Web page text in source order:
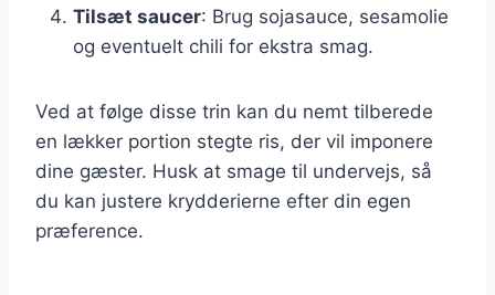
Tilsæt saucer: Brug sojasauce, sesamolie
og eventuelt chili for ekstra smag.
Ved at følge disse trin kan du nemt tilberede
en lækker portion stegte ris, der vil imponere
dine gæster. Husk at smage til undervejs, så
du kan justere krydderierne efter din egen
præference.